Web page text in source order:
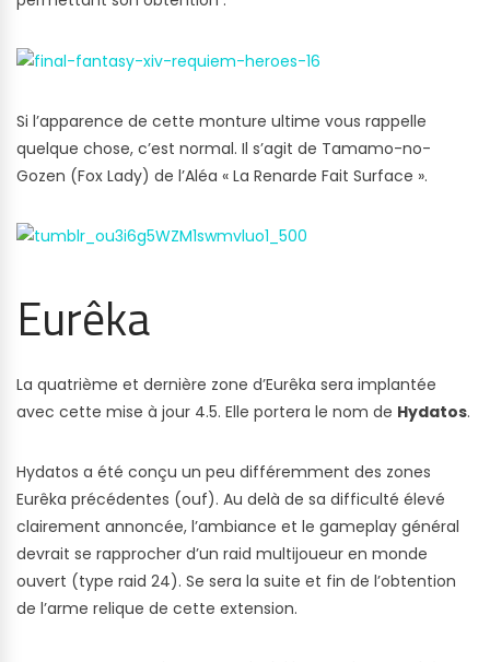
Si l’apparence de cette monture ultime vous rappelle
quelque chose, c’est normal. Il s’agit de Tamamo-no-
Gozen (Fox Lady) de l’Aléa « La Renarde Fait Surface ».
Eurêka
La quatrième et dernière zone d’Eurêka sera implantée
avec cette mise à jour 4.5. Elle portera le nom de Hydatos.
Hydatos a été conçu un peu différemment des zones
Eurêka précédentes (ouf). Au delà de sa difficulté élevé
clairement annoncée, l’ambiance et le gameplay général
devrait se rapprocher d’un raid multijoueur en monde
ouvert (type raid 24). Se sera la suite et fin de l’obtention
de l’arme relique de cette extension.